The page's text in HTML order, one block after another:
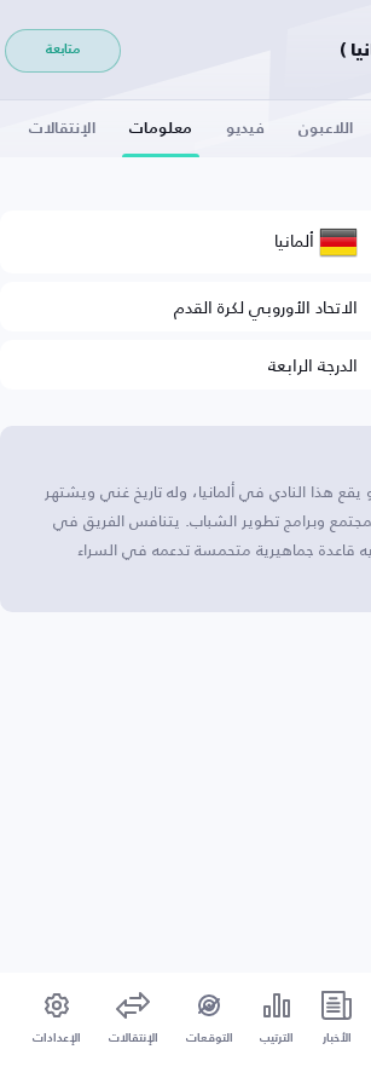
متابعة
اللاعبون فيديو معلومات الإنتقالات
ألمانيا
الاتحاد الأوروبي لكرة القدم
الدرجة الرابعة
هذا النادي في ألمانيا، وله تاريخ غني ويشتهر
وبرامج تطوير الشباب. يتنافس الفريق في
قاعدة جماهيرية متحمسة تدعمه في السراء
الأخبار الترتيب التوقعات الإنتقالات الإعدادات